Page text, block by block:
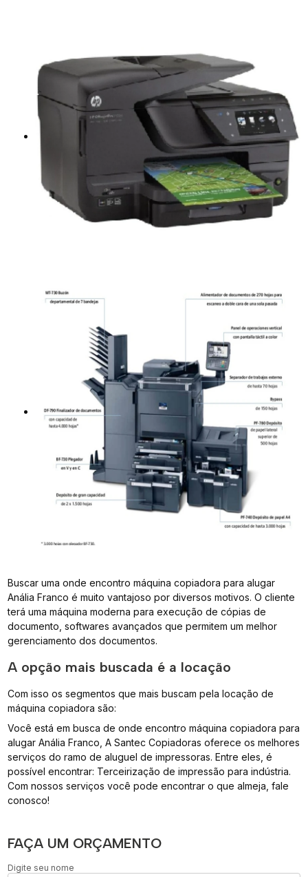
Buscar uma onde encontro máquina copiadora para alugar
Anália Franco é muito vantajoso por diversos motivos. O cliente
terá uma máquina moderna para execução de cópias de
documento, softwares avançados que permitem um melhor
gerenciamento dos documentos.
A opção mais buscada é a locação
Com isso os segmentos que mais buscam pela locação de
máquina copiadora são:
Você está em busca de onde encontro máquina copiadora para
alugar Anália Franco, A Santec Copiadoras oferece os melhores
serviços do ramo de aluguel de impressoras. Entre eles, é
possível encontrar: Terceirização de impressão para indústria.
Com nossos serviços você pode encontrar o que almeja, fale
conosco!
FAÇA UM ORÇAMENTO
Digite seu nome